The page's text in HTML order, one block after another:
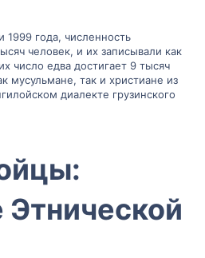
года, численность
человек, и их записывали как
число едва достигает 9 тысяч
мусульмане, так и христиане из
диалекте грузинского